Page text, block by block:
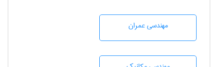
مهندسی عمران